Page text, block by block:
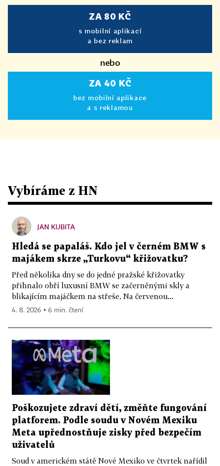
ZA 80 KČ
s mobilní aplikací
a bez reklam
nebo
ZA 40 KČ
bez mobilní aplikace
a s reklamou
Vybíráme z HN
JAN KUBITA
Hledá se papaláš. Kdo jel v černém BMW s
majákem skrze „Turkovu“ křižovatku?
Před několika dny se do jedné pražské křižovatky
přihnalo obří luxusní BMW se začerněnými skly a
blikajícím majáčkem na střeše. Na červenou...
4. 8. 2026 ▪ 6 min. čtení
Poškozujete zdraví dětí, změňte fungování
platforem. Podle soudu v Novém Mexiku
Meta upřednostňuje zisky před bezpečím
uživatelů
Soud v americkém státě Nové Mexiko ve čtvrtek nařídil